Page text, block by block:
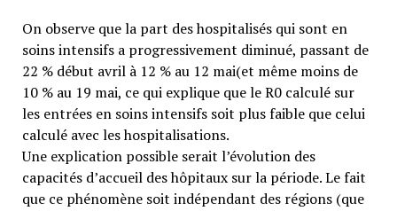
On observe que la part des hospitalisés qui sont en
soins intensifs a progressivement diminué, passant de
22 % début avril à 12 % au 12 mai(et même moins de
10 % au 19 mai, ce qui explique que le R0 calculé sur
les entrées en soins intensifs soit plus faible que celui
calculé avec les hospitalisations.
Une explication possible serait l’évolution des
capacités d’accueil des hôpitaux sur la période. Le fait
que ce phénomène soit indépendant des régions (que